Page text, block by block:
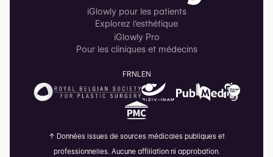
iGlowly pour les patients
Explorez l'esthétique
iGlowly Pro
Pour les cliniques et médecins
FRNLEN
↑ Données issues de sources médicales publiques et
professionnelles. Aucune affiliation ni approbation.